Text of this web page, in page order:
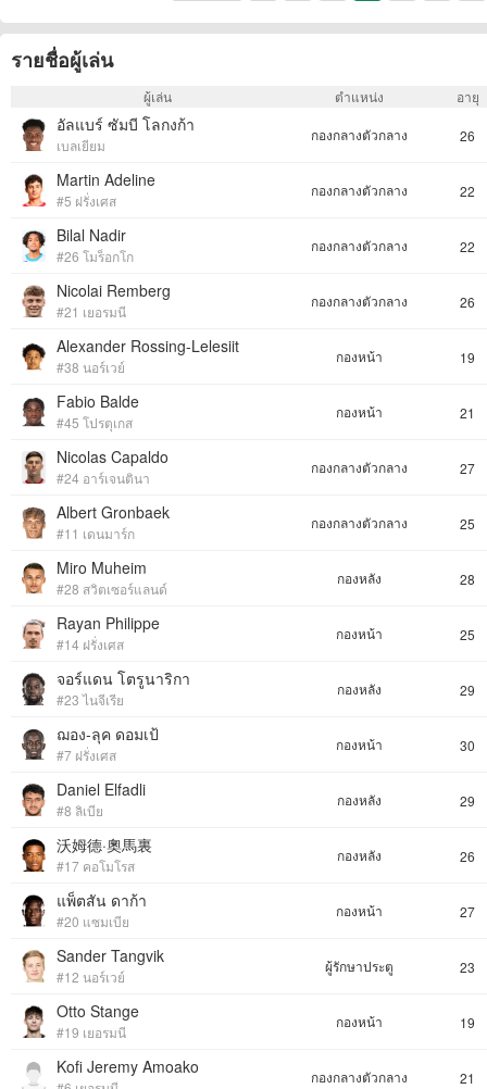
รายชื่อผู้เล่น
ผู้เล่น ตำแหน่ง อายุ
อัลแบร์ ซัมบี โลกงก้า
เบลเยียม
กองกลางตัวกลาง 26
Martin Adeline
#5 ฝรั่งเศส
กองกลางตัวกลาง 22
Bilal Nadir
#26 โมร็อกโก
กองกลางตัวกลาง 22
Nicolai Remberg
#21 เยอรมนี
กองกลางตัวกลาง 26
Alexander Rossing-Lelesiit
#38 นอร์เวย์
กองหน้า 19
Fabio Balde
#45 โปรตุเกส
กองหน้า 21
Nicolas Capaldo
#24 อาร์เจนตินา
กองกลางตัวกลาง 27
Albert Gronbaek
#11 เดนมาร์ก
กองกลางตัวกลาง 25
Miro Muheim
#28 สวิตเซอร์แลนด์
กองหลัง 28
Rayan Philippe
#14 ฝรั่งเศส
กองหน้า 25
จอร์แดน โตรูนาริกา
#23 ไนจีเรีย
กองหลัง 29
ฌอง-ลุค ดอมเป้
#7 ฝรั่งเศส
กองหน้า 30
Daniel Elfadli
#8 ลิเบีย
กองหลัง 29
沃姆德·奧馬裏
#17 คอโมโรส
กองหลัง 26
แพ็ตสัน ดาก้า
#20 แซมเบีย
กองหน้า 27
Sander Tangvik
#12 นอร์เวย์
ผู้รักษาประตู 23
Otto Stange
#19 เยอรมนี
กองหน้า 19
Kofi Jeremy Amoako กองกลางตัวกลาง 21